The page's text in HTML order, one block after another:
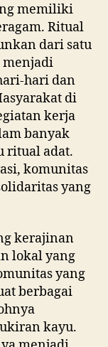
memiliki
Ritual
dari satu
menjadi
hari dan
di
kerja
banyak
ritual adat.
komunitas
yang
kerajinan
lokal yang
yang
berbagai
kayu.